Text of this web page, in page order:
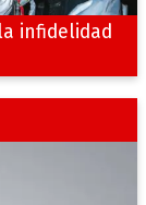
infidelidad